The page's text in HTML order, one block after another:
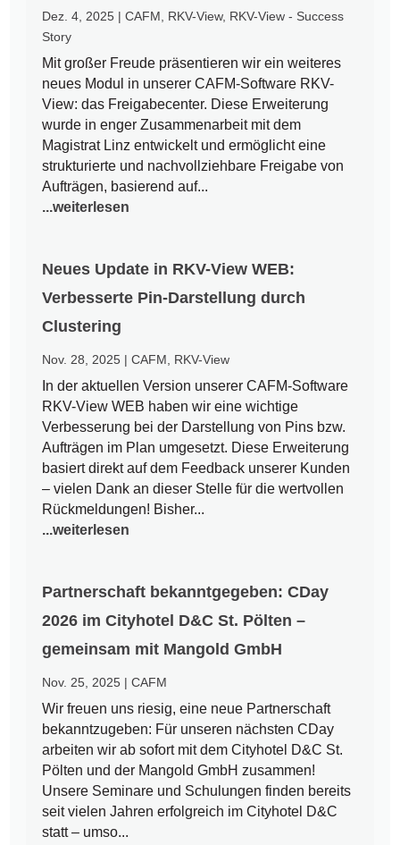
Dez. 4, 2025 |CAFM RKV-View, RKV-View - Success
Story
Mit großer Freude präsentieren wir ein weiteres
neues Modul in unserer CAFM-Software RKV-
View: das Freigabecenter. Diese Erweiterung
wurde in enger Zusammenarbeit mit dem
Magistrat Linz entwickelt und ermöglicht eine
strukturierte und nachvollziehbare Freigabe von
Aufträgen, basierend auf...
...weiterlesen
Neues Update in RKV-View WEB:
Verbesserte Pin-Darstellung durch
Clustering
Nov. 28, 2025 |CAFM RKV-View
In der aktuellen Version unserer CAFM-Software
RKV-View WEB haben wir eine wichtige
Verbesserung bei der Darstellung von Pins bzw.
Aufträgen im Plan umgesetzt. Diese Erweiterung
basiert direkt auf dem Feedback unserer Kunden
– vielen Dank an dieser Stelle für die wertvollen
Rückmeldungen! Bisher...
...weiterlesen
Partnerschaft bekanntgegeben: CDay
2026 im Cityhotel D&C St. Pölten –
gemeinsam mit Mangold GmbH
Nov. 25, 2025 |CAFM
Wir freuen uns riesig, eine neue Partnerschaft
bekanntzugeben: Für unseren nächsten CDay
arbeiten wir ab sofort mit dem Cityhotel D&C St.
Pölten und der Mangold GmbH zusammen!
Unsere Seminare und Schulungen finden bereits
seit vielen Jahren erfolgreich im Cityhotel D&C
statt – umso...